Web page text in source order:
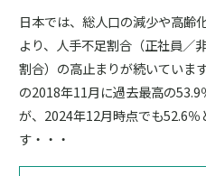
日本では、総人口の減少や高齢
より、人手不足割合（正社員／
割合）の高止まりが続いていま
の2018年11月に過去最高の
が、2024年12月時点でも52.6％
す・・・